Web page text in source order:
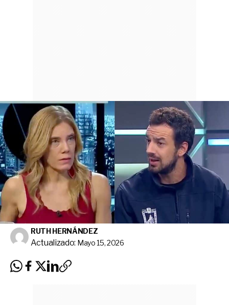
RUTH HERNÁNDEZ
Actualizado: Mayo 15, 2026